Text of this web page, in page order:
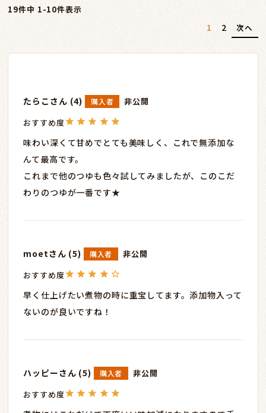
19件中 1-10件表示
1 2
たらこ 4 購入者 非公開
味わい深くて甘めでとても美味しく、これで無添加な
んて最高です。
これまで他のつゆも色々試してみましたが、このこだ
わりのつゆが一番です★
moet 5 購入者 非公開
早く仕上げたい煮物の時に重宝してます。添加物入って
ないのが良いですね！
ハッピー 5 購入者 非公開